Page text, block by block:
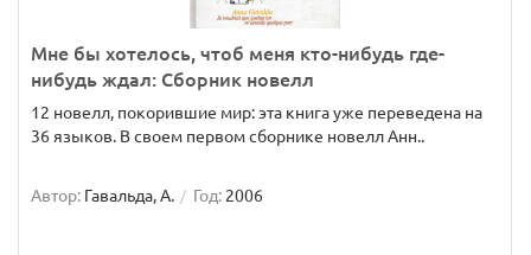
Мне бы хотелось, чтоб меня кто-нибудь где-
нибудь ждал: Сборник новелл
12 новелл, покорившие мир: эта книга уже переведена на
36 языков. В своем первом сборнике новелл Анн..
Автор: Гавальда, А. Год: 2006